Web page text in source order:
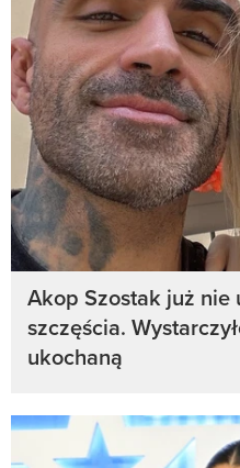
Akop Szostak już
szczęścia.
ukochaną